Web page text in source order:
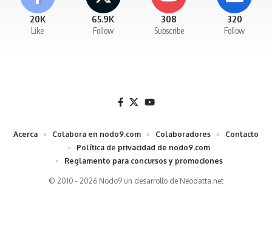
20K
Like
65.9K
Follow
308
Subscribe
320
Follow
© 2010 - 2026 Nodo9 un desarrollo de Neodatta.net
Acerca Colabora en nodo9.com Colaboradores
Contacto
Política de privacidad de nodo9.com
Reglamento para concursos y promociones